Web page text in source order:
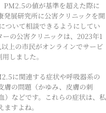
PM2.5の値が基準を超えた際に
展研究所に公害クリニックを開
ついて相談できるようにしてい
の公害クリニックは、2023年1
上の市民がオンラインでサービ
しました。
に関連する症状や呼吸器系の
膚の問題（かゆみ、皮膚の刺
）などです。これらの症状は、私
すよね。